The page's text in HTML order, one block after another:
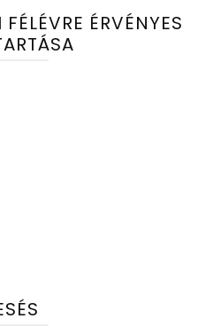
ÉRVÉNYES